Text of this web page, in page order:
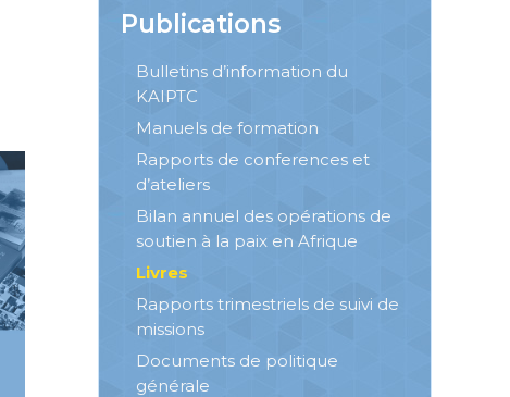
Publications
Bulletins d’information du
KAIPTC
Manuels de formation
Rapports de conferences et
d’ateliers
Bilan annuel des opérations de
soutien à la paix en Afrique
Livres
Rapports trimestriels de suivi de
missions
Documents de politique
générale